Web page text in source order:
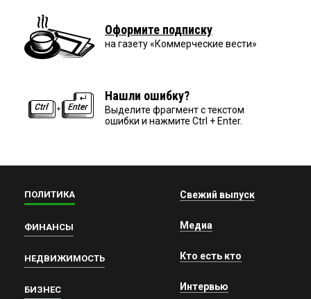
Оформите подписку
на газету «Коммерческие вести»
Нашли ошибку?
Выделите фрагмент с текстом
ошибки и нажмите Ctrl + Enter.
ПОЛИТИКА
ФИНАНСЫ
НЕДВИЖИМОСТЬ
БИЗНЕС
Свежий выпуск
Медиа
Кто есть кто
Интервью